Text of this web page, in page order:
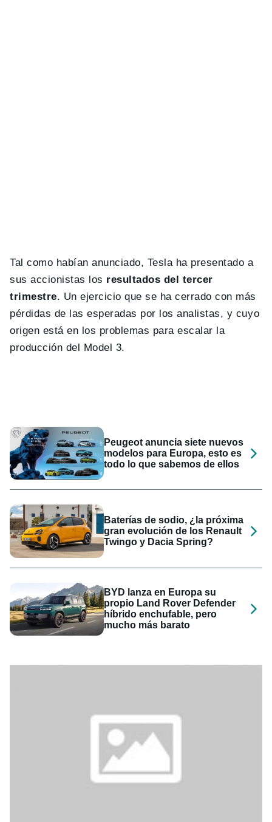
Tal como habían anunciado, Tesla ha presentado a
sus accionistas los resultados del tercer
trimestre. Un ejercicio que se ha cerrado con más
pérdidas de las esperadas por los analistas, y cuyo
origen está en los problemas para escalar la
producción del Model 3.
Peugeot anuncia siete nuevos
modelos para Europa, esto es
todo lo que sabemos de ellos
Baterías de sodio, ¿la próxima
gran evolución de los Renault
Twingo y Dacia Spring?
BYD lanza en Europa su
propio Land Rover Defender
híbrido enchufable, pero
mucho más barato